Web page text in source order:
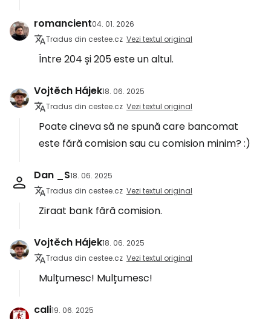
romancient04. 01. 2026
Tradus din cestee.cz Vezi textul original
Între 204 și 205 este un altul.
Vojtěch Hájek18. 06. 2025
Tradus din cestee.cz Vezi textul original
Poate cineva să ne spună care bancomat
este fără comision sau cu comision minim? :)
Dan _S18. 06. 2025
Tradus din cestee.cz Vezi textul original
Ziraat bank fără comision.
Vojtěch Hájek18. 06. 2025
Tradus din cestee.cz Vezi textul original
Mulțumesc! Mulțumesc!
cali19. 06. 2025